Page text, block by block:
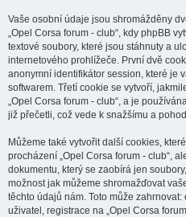
Vaše osobní údaje jsou shromážděny
„Opel Corsa forum - club“, kdy phpBB
textové soubory, které jsou stáhnuty a
internetového prohlížeče. První dvě
anonymní identifikátor session, které je
softwarem. Třetí cookie se vytvoří,
„Opel Corsa forum - club“, a je
již přečetli, což vede k snažšímu a
Můžeme také vytvořit další cookies,
procházení „Opel Corsa forum - club“,
dokumentu, který se zaobírá jen
možnost jak můžeme shromažďovat
těchto údajů nám. Toto může
uživatel, registrace na „Opel Corsa